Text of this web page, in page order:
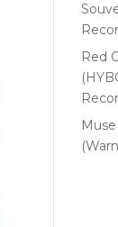
Red
Muse